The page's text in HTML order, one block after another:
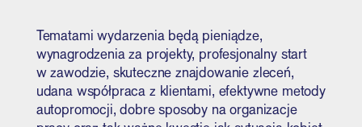
Tematami wydarzenia będą pieniądze,
wynagrodzenia za projekty, profesjonalny start
w zawodzie, skuteczne znajdowanie zleceń,
udana współpraca z klientami, efektywne metody
autopromocji, dobre sposoby na organizacje